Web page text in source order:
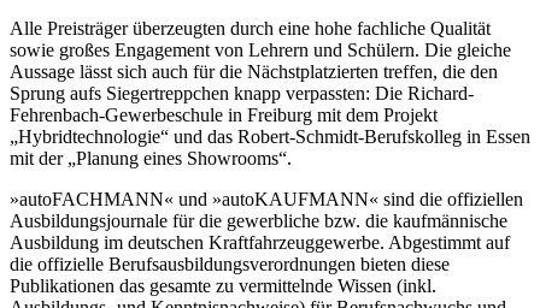
Alle Preisträger überzeugten durch eine hohe fachliche Qualität
sowie großes Engagement von Lehrern und Schülern. Die gleiche
Aussage lässt sich auch für die Nächstplatzierten treffen, die den
Sprung aufs Siegertreppchen knapp verpassten: Die Richard-
Fehrenbach-Gewerbeschule in Freiburg mit dem Projekt
„Hybridtechnologie“ und das Robert-Schmidt-Berufskolleg in Essen
mit der „Planung eines Showrooms“.
»autoFACHMANN« und »autoKAUFMANN« sind die offiziellen
Ausbildungsjournale für die gewerbliche bzw. die kaufmännische
Ausbildung im deutschen Kraftfahrzeuggewerbe. Abgestimmt auf
die offizielle Berufsausbildungsverordnungen bieten diese
Publikationen das gesamte zu vermittelnde Wissen (inkl.